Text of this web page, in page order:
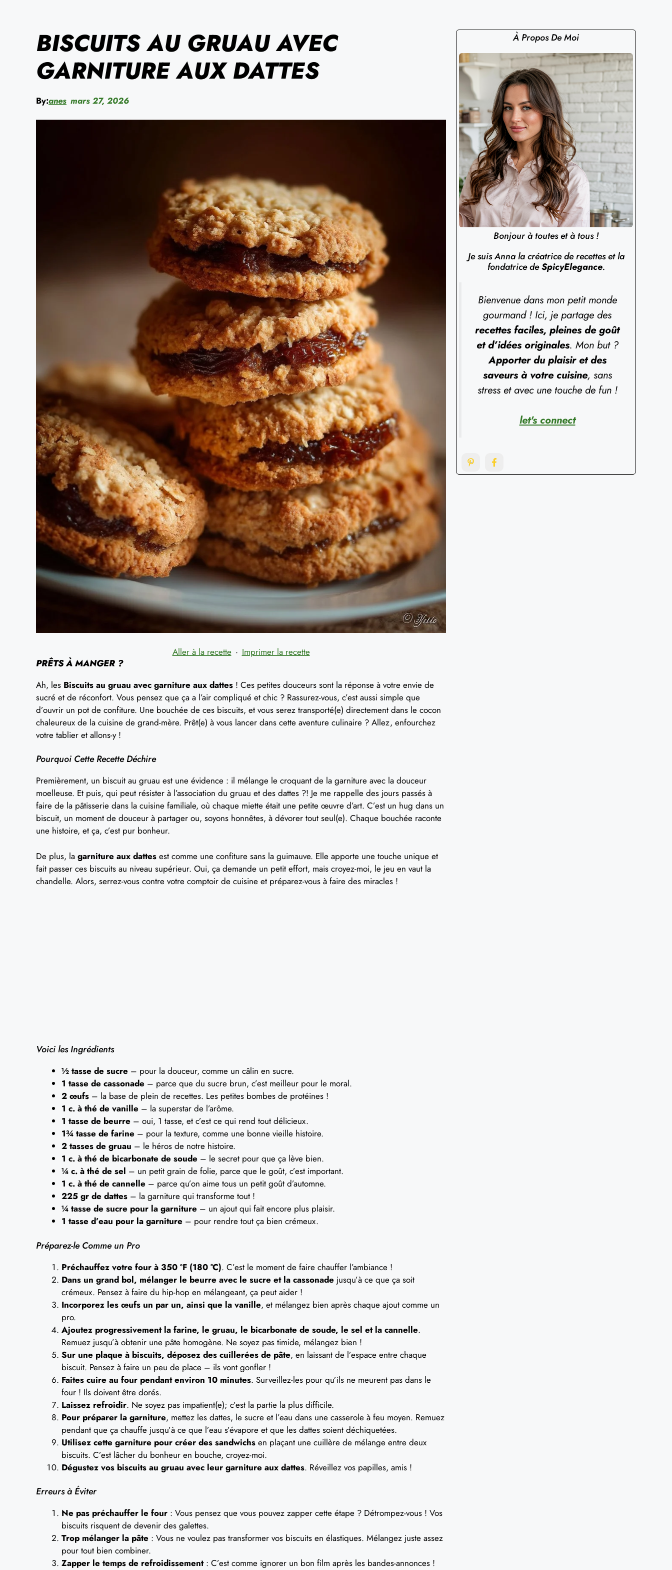
BISCUITS AU GRUAU AVEC
GARNITURE AUX DATTES
By:anes mars 27, 2026
Aller à la recette · Imprimer la recette
PRÊTS À MANGER ?
Ah, les Biscuits au gruau avec garniture aux dattes ! Ces petites douceurs sont la réponse à votre envie de
sucré et de réconfort. Vous pensez que ça a l’air compliqué et chic ? Rassurez-vous, c’est aussi simple que
d’ouvrir un pot de confiture. Une bouchée de ces biscuits, et vous serez transporté(e) directement dans le cocon
chaleureux de la cuisine de grand-mère. Prêt(e) à vous lancer dans cette aventure culinaire ? Allez, enfourchez
votre tablier et allons-y !
Pourquoi Cette Recette Déchire
Premièrement, un biscuit au gruau est une évidence : il mélange le croquant de la garniture avec la douceur
moelleuse. Et puis, qui peut résister à l’association du gruau et des dattes ?! Je me rappelle des jours passés à
faire de la pâtisserie dans la cuisine familiale, où chaque miette était une petite œuvre d’art. C’est un hug dans un
biscuit, un moment de douceur à partager ou, soyons honnêtes, à dévorer tout seul(e). Chaque bouchée raconte
une histoire, et ça, c’est pur bonheur.
De plus, la garniture aux dattes est comme une confiture sans la guimauve. Elle apporte une touche unique et
fait passer ces biscuits au niveau supérieur. Oui, ça demande un petit effort, mais croyez-moi, le jeu en vaut la
chandelle. Alors, serrez-vous contre votre comptoir de cuisine et préparez-vous à faire des miracles !
Voici les Ingrédients
½ tasse de sucre – pour la douceur, comme un câlin en sucre.
1 tasse de cassonade – parce que du sucre brun, c’est meilleur pour le moral.
2 œufs – la base de plein de recettes. Les petites bombes de protéines !
1 c. à thé de vanille – la superstar de l’arôme.
1 tasse de beurre – oui, 1 tasse, et c’est ce qui rend tout délicieux.
1¾ tasse de farine – pour la texture, comme une bonne vieille histoire.
2 tasses de gruau – le héros de notre histoire.
1 c. à thé de bicarbonate de soude – le secret pour que ça lève bien.
¼ c. à thé de sel – un petit grain de folie, parce que le goût, c’est important.
1 c. à thé de cannelle – parce qu’on aime tous un petit goût d’automne.
225 gr de dattes – la garniture qui transforme tout !
¼ tasse de sucre pour la garniture – un ajout qui fait encore plus plaisir.
1 tasse d’eau pour la garniture – pour rendre tout ça bien crémeux.
Préparez-le Comme un Pro
Préchauffez votre four à 350 ºF (180 °C). C’est le moment de faire chauffer l’ambiance !
Dans un grand bol, mélanger le beurre avec le sucre et la cassonade jusqu’à ce que ça soit
crémeux. Pensez à faire du hip-hop en mélangeant, ça peut aider !
Incorporez les œufs un par un, ainsi que la vanille, et mélangez bien après chaque ajout comme un
pro.
Ajoutez progressivement la farine, le gruau, le bicarbonate de soude, le sel et la cannelle.
Remuez jusqu’à obtenir une pâte homogène. Ne soyez pas timide, mélangez bien !
Sur une plaque à biscuits, déposez des cuillerées de pâte, en laissant de l’espace entre chaque
biscuit. Pensez à faire un peu de place – ils vont gonfler !
Faites cuire au four pendant environ 10 minutes. Surveillez-les pour qu’ils ne meurent pas dans le
four ! Ils doivent être dorés.
Laissez refroidir. Ne soyez pas impatient(e); c’est la partie la plus difficile.
Pour préparer la garniture, mettez les dattes, le sucre et l’eau dans une casserole à feu moyen. Remuez
pendant que ça chauffe jusqu’à ce que l’eau s’évapore et que les dattes soient déchiquetées.
Utilisez cette garniture pour créer des sandwichs en plaçant une cuillère de mélange entre deux
biscuits. C’est lâcher du bonheur en bouche, croyez-moi.
Dégustez vos biscuits au gruau avec leur garniture aux dattes. Réveillez vos papilles, amis !
Erreurs à Éviter
Ne pas préchauffer le four : Vous pensez que vous pouvez zapper cette étape ? Détrompez-vous ! Vos
biscuits risquent de devenir des galettes.
Trop mélanger la pâte : Vous ne voulez pas transformer vos biscuits en élastiques. Mélangez juste assez
pour tout bien combiner.
Zapper le temps de refroidissement: C’est comme ignorer un bon film après les bandes-annonces !
À Propos De Moi
Bonjour à toutes et à tous !
Je suis Anna la créatrice de recettes et la
fondatrice deSpicyElegance.
Bienvenue dans mon petit monde
gourmand ! Ici, je partage des
recettes faciles, pleines de goût
et d’idées originales. Mon but ?
Apporter du plaisir et des
saveurs à votre cuisine, sans
stress et avec une touche de fun !
let's connect